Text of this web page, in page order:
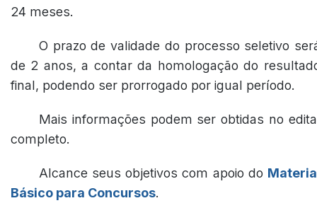
24 meses.
O prazo de validade do processo seletivo
de 2 anos, a contar da homologação do
final, podendo ser prorrogado por igual período.
Mais informações podem ser obtidas no
completo.
Alcance seus objetivos com apoio do
Básico para Concursos.